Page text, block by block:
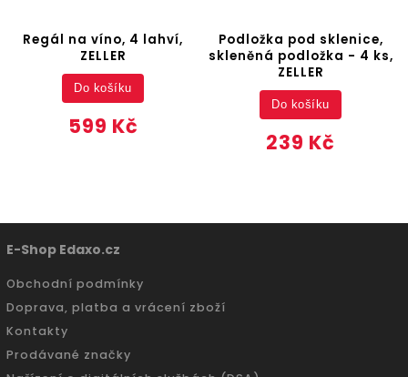
Regál na víno, 4 lahví,
ZELLER
599 Kč
Do košíku
Podložka pod sklenice,
skleněná podložka - 4 ks,
ZELLER
239 Kč
Do košíku
E-Shop Edaxo.cz
Obchodní podmínky
Doprava, platba a vrácení zboží
Kontakty
Prodávané značky